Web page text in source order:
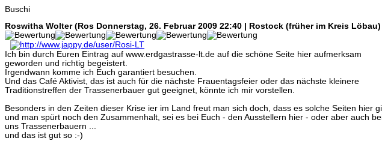
Buschi
Roswitha Wolter (Ros Donnerstag, 26. Februar 2009 22:40 | Rostock (früher im Kreis Löbau)
Ich bin durch Euren Eintrag auf www.erdgastrasse-lt.de auf die schöne Seite hier aufmerksam
geworden und richtig begeistert.
Irgendwann komme ich Euch garantiert besuchen.
Und das Café Aktivist, das ist auch für die nächste Frauentagsfeier oder das nächste kleinere
Traditionstreffen der Trassenerbauer gut geeignet, könnte ich mir vorstellen.
Besonders in den Zeiten dieser Krise ier im Land freut man sich doch, dass es solche Seiten hier
und man spürt noch den Zusammenhalt, sei es bei Euch - den Ausstellern hier - oder aber auch
uns Trassenerbauern ...
und das ist gut so :-)